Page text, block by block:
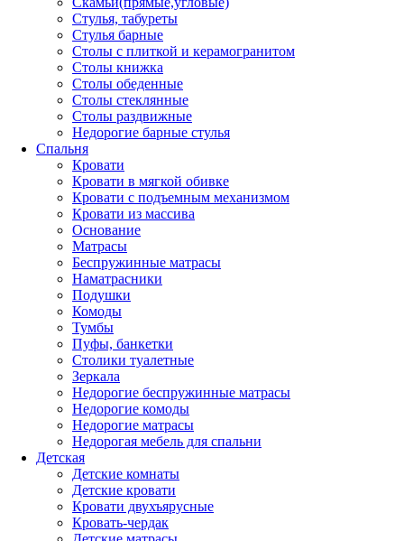
Стулья, табуреты
Стулья барные
Столы с плиткой и керамогранитом
Столы книжка
Столы обеденные
Столы стеклянные
Столы раздвижные
Недорогие барные стулья
Спальня
Кровати
Кровати в мягкой обивке
Кровати с подъемным механизмом
Кровати из массива
Основание
Матрасы
Беспружинные матрасы
Наматрасники
Подушки
Комоды
Тумбы
Пуфы, банкетки
Столики туалетные
Зеркала
Недорогие беспружинные матрасы
Недорогие комоды
Недорогие матрасы
Недорогая мебель для спальни
Детская
Детские комнаты
Детские кровати
Кровати двухъярусные
Кровать-чердак